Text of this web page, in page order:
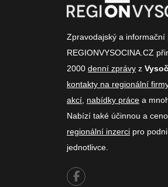
Zpravodajský a informační
REGIONVYSOCINA.CZ
2000 denní zprávy z
kontakty na regionální firmy
akcí nabídky práce a
Nabízí také účinnou a
regionální inzerci pro
jednotlivce.